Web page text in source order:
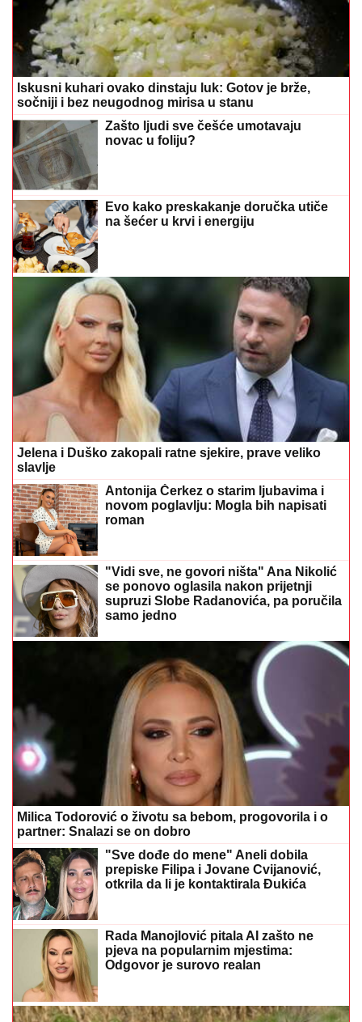
Iskusni kuhari ovako dinstaju luk: Gotov je brže,
sočniji i bez neugodnog mirisa u stanu
Zašto ljudi sve češće umotavaju
novac u foliju?
Evo kako preskakanje doručka utiče
na šećer u krvi i energiju
Jelena i Duško zakopali ratne sjekire, prave veliko
slavlje
Antonija Čerkez o starim ljubavima i
novom poglavlju: Mogla bih napisati
roman
"Vidi sve, ne govori ništa" Ana Nikolić
se ponovo oglasila nakon prijetnji
supruzi Slobe Radanovića, pa poručila
samo jedno
Milica Todorović o životu sa bebom, progovorila i o
partner: Snalazi se on dobro
"Sve dođe do mene" Aneli dobila
prepiske Filipa i Jovane Cvijanović,
otkrila da li je kontaktirala Đukića
Rada Manojlović pitala AI zašto ne
pjeva na popularnim mjestima:
Odgovor je surovo realan